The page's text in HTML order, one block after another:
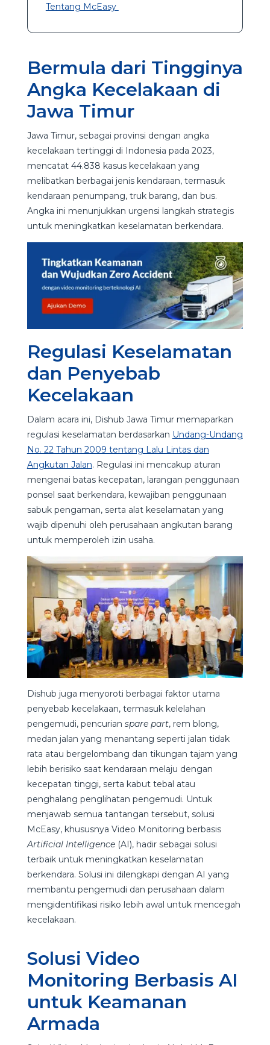
Tentang McEasy
Bermula dari Tingginya
Angka Kecelakaan di
Jawa Timur
Jawa Timur, sebagai provinsi dengan angka
kecelakaan tertinggi di Indonesia pada 2023,
mencatat 44.838 kasus kecelakaan yang
melibatkan berbagai jenis kendaraan, termasuk
kendaraan penumpang, truk barang, dan bus.
Angka ini menunjukkan urgensi langkah strategis
untuk meningkatkan keselamatan berkendara.
Regulasi Keselamatan
dan Penyebab
Kecelakaan
Dalam acara ini, Dishub Jawa Timur memaparkan
regulasi keselamatan berdasarkan Undang-Undang
No. 22 Tahun 2009 tentang Lalu Lintas dan
Angkutan Jalan. Regulasi ini mencakup aturan
mengenai batas kecepatan, larangan penggunaan
ponsel saat berkendara, kewajiban penggunaan
sabuk pengaman, serta alat keselamatan yang
wajib dipenuhi oleh perusahaan angkutan barang
untuk memperoleh izin usaha.
Dishub juga menyoroti berbagai faktor utama
penyebab kecelakaan, termasuk kelelahan
pengemudi, pencurian spare part, rem blong,
medan jalan yang menantang seperti jalan tidak
rata atau bergelombang dan tikungan tajam yang
lebih berisiko saat kendaraan melaju dengan
kecepatan tinggi, serta kabut tebal atau
penghalang penglihatan pengemudi. Untuk
menjawab semua tantangan tersebut, solusi
McEasy, khususnya Video Monitoring berbasis
Artificial Intelligence(AI), hadir sebagai solusi
terbaik untuk meningkatkan keselamatan
berkendara. Solusi ini dilengkapi dengan AI yang
membantu pengemudi dan perusahaan dalam
mengidentifikasi risiko lebih awal untuk mencegah
kecelakaan.
Solusi Video
Monitoring Berbasis AI
untuk Keamanan
Armada